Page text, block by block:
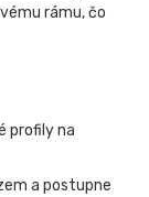
rámu, čo
profily na
a postupne